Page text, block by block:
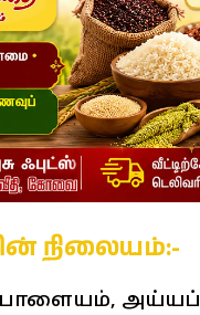
நிலையம்:-